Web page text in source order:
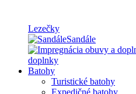
Lezečky
Sandále
doplnky
Batohy
Turistické batohy
Expedičné batohy